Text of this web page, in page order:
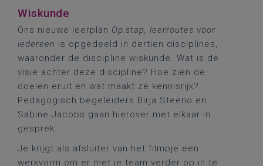
Wiskunde
Ons nieuwe leerplan Op.stap, leerroutes voor
iedereen is opgedeeld in dertien disciplines,
waaronder de discipline wiskunde. Wat is de
visie achter deze discipline? Hoe zien de
doelen eruit en wat maakt ze kennisrijk?
Pedagogisch begeleiders Birja Steeno en
Sabine Jacobs gaan hierover met elkaar in
gesprek.
Je krijgt als afsluiter van het filmpje een
werkvorm om er met je team verder op in te